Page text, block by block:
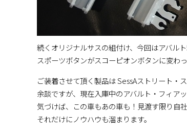
続くオリジナルサスの組付け、今回はアバルト
スポーツボタンがスコーピオンボタンに変わ
ご装着させて頂く製品は SessAストリート・
余談ですが、現在入庫中のアバルト・フィア
気づけば、この車もあの車も！見渡す限り自
それだけにノウハウも溜まります。